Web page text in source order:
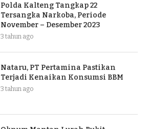
Polda Kalteng Tangkap 22
Tersangka Narkoba, Periode
November – Desember 2023
3 tahun ago
Nataru, PT Pertamina Pastikan
Terjadi Kenaikan Konsumsi BBM
3 tahun ago